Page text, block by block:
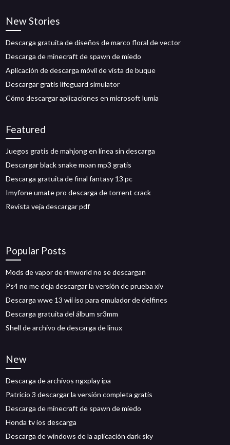
New Stories
Descarga gratuita de diseños de marco floral de vector
Descarga de minecraft de spawn de miedo
Aplicación de descarga móvil de vista de buque
Descargar gratis lifeguard simulator
Cómo descargar aplicaciones en microsoft lumia
Featured
Juegos gratis de mahjong en línea sin descarga
Descargar black snake moan mp3 gratis
Descarga gratuita de final fantasy 13 pc
Imyfone umate pro descarga de torrent crack
Revista veja descargar pdf
Popular Posts
Mods de vapor de rimworld no se descargan
Ps4 no me deja descargar la versión de prueba xiv
Descarga wwe 13 wii iso para emulador de delfines
Descarga gratuita del álbum sr3mm
Shell de archivo de descarga de linux
New
Descarga de archivos ngxplay ipa
Patricio 3 descargar la versión completa gratis
Descarga de minecraft de spawn de miedo
Honda tv ios descarga
Descarga de windows de la aplicación dark sky